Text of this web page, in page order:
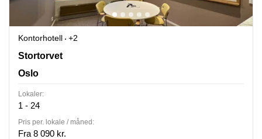
Kontorhotell
+2
Stortorvet 7, Oslo
Stortorvet
Oslo
Lokaler:
1 - 24
Pris per. lokale / måned:
Fra 8 090 kr.